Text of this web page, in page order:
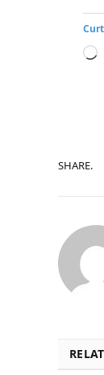
SHARE.